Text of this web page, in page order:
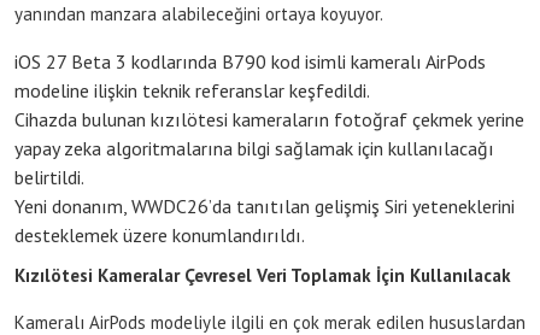
yanından manzara alabileceğini ortaya koyuyor.
iOS 27 Beta 3 kodlarında B790 kod isimli kameralı AirPods
modeline ilişkin teknik referanslar keşfedildi.
Cihazda bulunan kızılötesi kameraların fotoğraf çekmek yerine
yapay zeka algoritmalarına bilgi sağlamak için kullanılacağı
belirtildi.
Yeni donanım, WWDC26’da tanıtılan gelişmiş Siri yeteneklerini
desteklemek üzere konumlandırıldı.
Kızılötesi Kameralar Çevresel Veri Toplamak İçin Kullanılacak
Kameralı AirPods modeliyle ilgili en çok merak edilen hususlardan